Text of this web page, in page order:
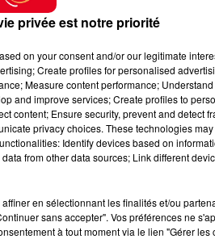
privée est notre priorité
on your consent and/or our legitimate
Create profiles for personalised
Measure content performance;
and improve services; Create profiles to
content; Ensure security, prevent and detect
privacy choices. These technologies
Identify devices based on
from other data sources; Link different
en sélectionnant les finalités et/ou
sans accepter". Vos préférences ne
à tout moment via le lien "Gérer les